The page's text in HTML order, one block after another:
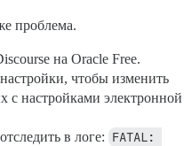
проблема.
на Oracle Free.
чтобы изменить
с настройками электронной
в логе: FATAL: